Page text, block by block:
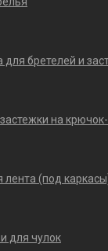
для бретелей и
на
лента (под
для чулок